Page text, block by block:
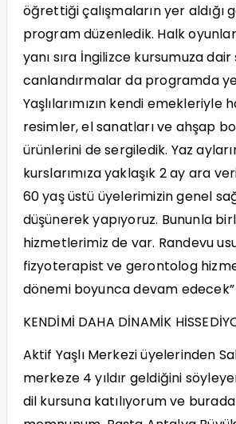
öğrettiği çalışmaların yer aldığı
program düzenledik. Halk
yanı sıra İngilizce kursumuza dair
canlandırmalar da programda
Yaşlılarımızın kendi emekleriyle
resimler, el sanatları ve ahşap
ürünlerini de sergiledik. Yaz
kurslarımıza yaklaşık 2 ay ara
60 yaş üstü üyelerimizin genel
düşünerek yapıyoruz. Bununla
hizmetlerimiz de var. Randevu
fizyoterapist ve gerontolog
dönemi boyunca devam
KENDİMİ DAHA DİNAMİK
Aktif Yaşlı Merkezi üyelerinden
merkeze 4 yıldır geldiğini
dil kursuna katılıyorum ve